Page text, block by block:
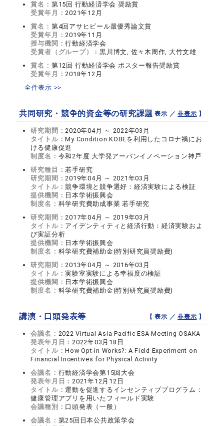
賞名： 第15回 行動経済学会 奨励賞
受賞年月：2021年12月
賞名： 第4回アサヒビール最優秀論文賞
受賞年月：2019年11月
授与機関：行動経済学会
受賞者（グループ）：黒川博文, 佐々木周作, 大竹文雄
賞名： 第12回 行動経済学会 ポスター報告奨励賞
受賞年月：2018年12月
全件表示 >>
共同研究・競争的資金等の研究課題【 表示 ／非表示 】
研究期間：2020年04月 ～ 2022年03月
タイトル：My Condition KOBEを利用したコロナ禍にお
ける健康促進
制度名： 令和2年度 大学発アーバンイノベーション神戸
研究種目：若手研究
研究期間：2019年04月 ～ 2021年03月
タイトル：競争環境と競争選好：経済実験による検証
提供機関： 日本学術振興会
制度名： 科学研究費助成事業 若手研究
研究期間：2017年04月 ～ 2019年03月
タイトル： アイデンティティと経済行動：経済実験およ
び実証分析
提供機関： 日本学術振興会
制度名： 科学研究費補助金(特別研究員奨励費)
研究期間：2013年04月 ～ 2016年03月
タイトル：実験室実験による幸福度の検証
提供機関： 日本学術振興会
制度名： 科学研究費補助金(特別研究員奨励費)
講演・口頭発表等 【 表示 ／非表示 】
会議名： 2022 Virtual Asia Pacific ESA Meeting OSAKA
発表年月日：2022年03月18日
タイトル：How Opt-in Works?: A Field Experiment on
Financial Incentives for Physical Activity
会議名： 行動経済学会第15回大会
発表年月日：2021年12月12日
タイトル：運動を促進するインセンティブプログラム：
健康管理アプリを用いたフィールド実験
会議種別： 口頭発表（一般）
会議名： 第25回日本公共政策学会